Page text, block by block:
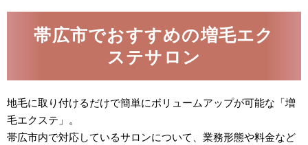
帯広市でおすすめの増毛エク
ステサロン
地毛に取り付けるだけで簡単にボリュームアップが可能な「増
毛エクステ」。
帯広市内で対応しているサロンについて、業務形態や料金など